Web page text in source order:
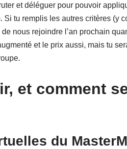
et déléguer pour pouvoir
Si tu remplis les autres critères (y
nous rejoindre l’an prochain
et le prix aussi, mais tu
et comment
du